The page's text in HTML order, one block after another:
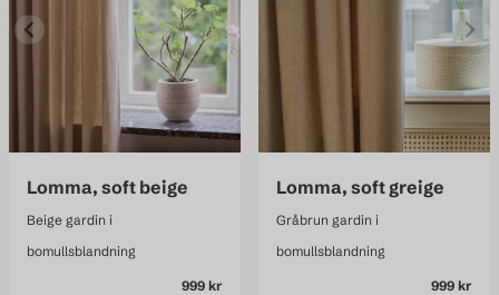
Lomma, soft beige
Beige gardin i
bomullsblandning
999 kr
Lomma, soft greige
Gråbrun gardin i
bomullsblandning
999 kr